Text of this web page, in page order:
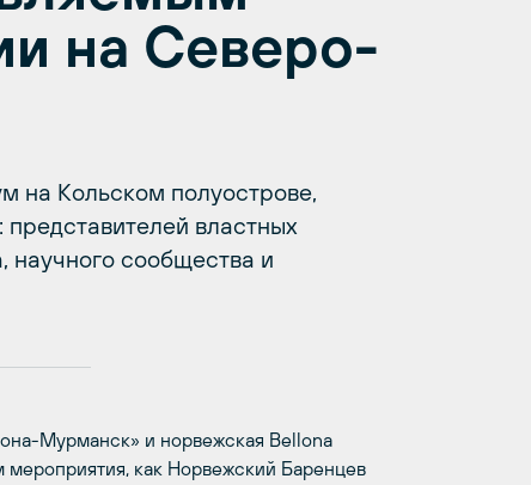
на Северо-
на Кольском полуострове,
властных
научного сообщества и
Мурманск» и норвежская Bellona
как Норвежский Баренцев